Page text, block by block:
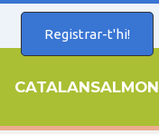
Registrar-t'hi!
CATALANSALMON